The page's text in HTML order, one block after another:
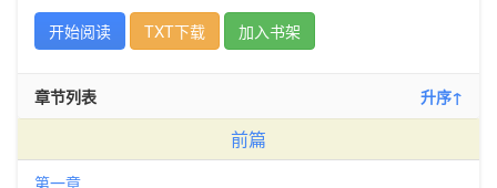
开始阅读
TXT下载 加入书架
章节列表 升序↑
前篇
第一章